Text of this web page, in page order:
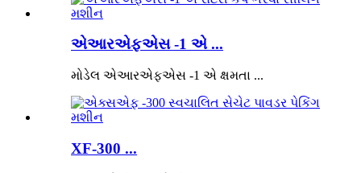
એઆરએફએસ -1 એ ...
મોડેલ એઆરએફએસ -1 એ ક્ષમતા ...
XF-300 ...